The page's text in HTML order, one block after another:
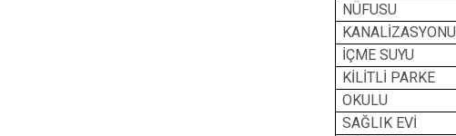
NÜFUSU
KANALİZASYONU
İÇME SUYU
KİLİTLİ PARKE
OKULU
SAĞLIK EVİ